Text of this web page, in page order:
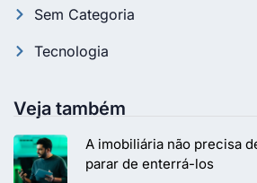
Sem Categoria
Tecnologia
Veja também
A imobiliária não precisa
parar de enterrá-los